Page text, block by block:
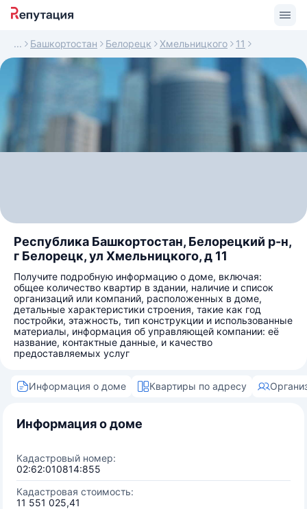
Башкортостан Белорецк Хмельницкого 11
Республика Башкортостан, Белорецкий р-н,
г Белорецк, ул Хмельницкого, д 11
Получите подробную информацию о доме, включая:
общее количество квартир в здании, наличие и список
организаций или компаний, расположенных в доме,
детальные характеристики строения, такие как год
постройки, этажность, тип конструкции и использованные
материалы, информация об управляющей компании: её
название, контактные данные, и качество
предоставляемых услуг
Информация о доме Квартиры по адресу
Информация о доме
Кадастровый номер:
02:62:010814:855
Кадастровая стоимость:
11 551 025,41